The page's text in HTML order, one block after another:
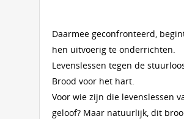
Daarmee geconfronteerd,
hen uitvoerig te onderrichten.
Levenslessen tegen de
Brood voor het hart.
Voor wie zijn die levenslessen
geloof? Maar natuurlijk, dit